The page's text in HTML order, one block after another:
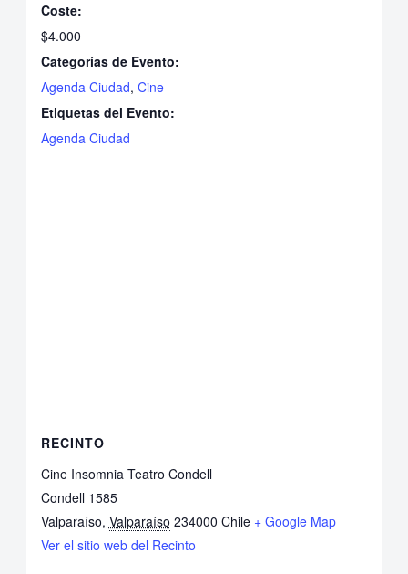
Coste:
$4.000
Categorías de Evento:
Agenda Ciudad, Cine
Etiquetas del Evento:
Agenda Ciudad
RECINTO
Cine Insomnia Teatro Condell
Condell 1585
Valparaíso, Valparaíso 234000 Chile + Google Map
Ver el sitio web del Recinto